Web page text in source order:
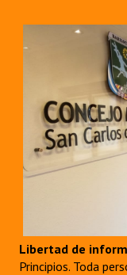
Libertad de
Principios. Toda